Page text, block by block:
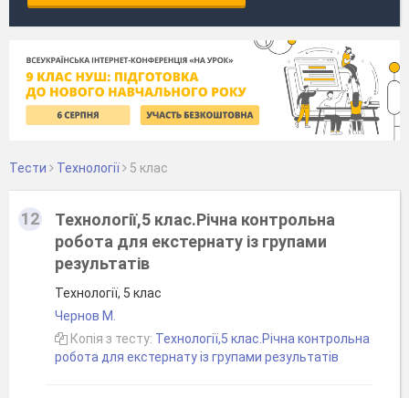
Тести Технології 5 клас
12
Технології,5 клас.Річна контрольна
робота для екстернату із групами
результатів
Технології, 5 клас
Чернов М.
Копія з тесту: Технології,5 клас.Річна контрольна
робота для екстернату із групами результатів